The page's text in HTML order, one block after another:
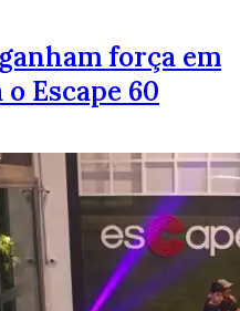
força em
Escape 60